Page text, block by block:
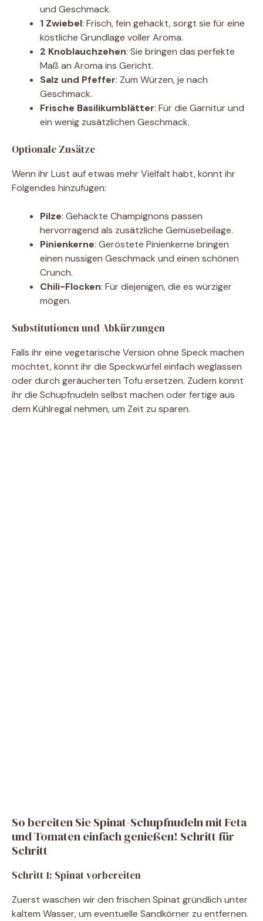
und Geschmack.
1 Zwiebel: Frisch, fein gehackt, sorgt sie für eine
köstliche Grundlage voller Aroma.
2 Knoblauchzehen: Sie bringen das perfekte
Maß an Aroma ins Gericht.
Salz und Pfeffer: Zum Würzen, je nach
Geschmack.
Frische Basilikumblätter: Für die Garnitur und
ein wenig zusätzlichen Geschmack.
Optionale Zusätze
Wenn ihr Lust auf etwas mehr Vielfalt habt, könnt ihr
Folgendes hinzufügen:
Pilze: Gehackte Champignons passen
hervorragend als zusätzliche Gemüsebeilage.
Pinienkerne: Geröstete Pinienkerne bringen
einen nussigen Geschmack und einen schönen
Crunch.
Chili-Flocken: Für diejenigen, die es würziger
mögen.
Substitutionen und Abkürzungen
Falls ihr eine vegetarische Version ohne Speck machen
möchtet, könnt ihr die Speckwürfel einfach weglassen
oder durch geräucherten Tofu ersetzen. Zudem könnt
ihr die Schupfnudeln selbst machen oder fertige aus
dem Kühlregal nehmen, um Zeit zu sparen.
So bereiten Sie Spinat-Schupfnudeln mit Feta
und Tomaten einfach genießen! Schritt für
Schritt
Schritt 1: Spinat vorbereiten
Zuerst waschen wir den frischen Spinat gründlich unter
kaltem Wasser, um eventuelle Sandkörner zu entfernen.